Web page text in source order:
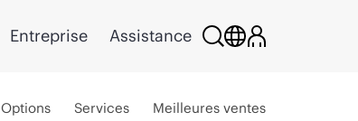
Entreprise Assistance
Options Services Meilleures ventes